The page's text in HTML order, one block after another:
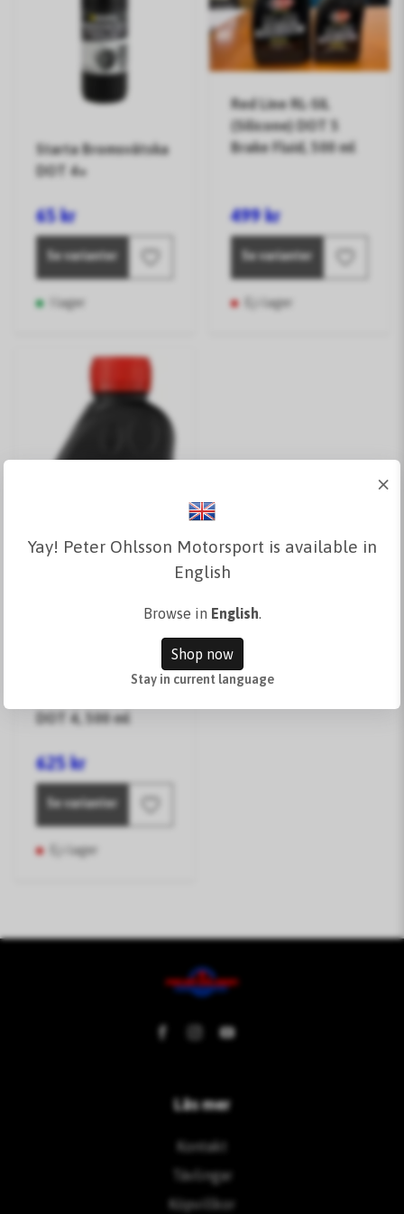
Starta Bromsvätska
DOT 4+
65 kr
Se varianter
I lager
Red Line RL-SIL
(Silicone) DOT 5
Brake Fluid, 500 ml
499 kr
Se varianter
Ej i lager
Red Line RL-700
DOT 4, 500 ml
625 kr
Se varianter
Ej i lager
Läs mer
Kontakt
Tävlingar
Köpvillkor
×
Yay! Peter Ohlsson Motorsport is available in
English
Browse in English.
Shop now
Stay in current language